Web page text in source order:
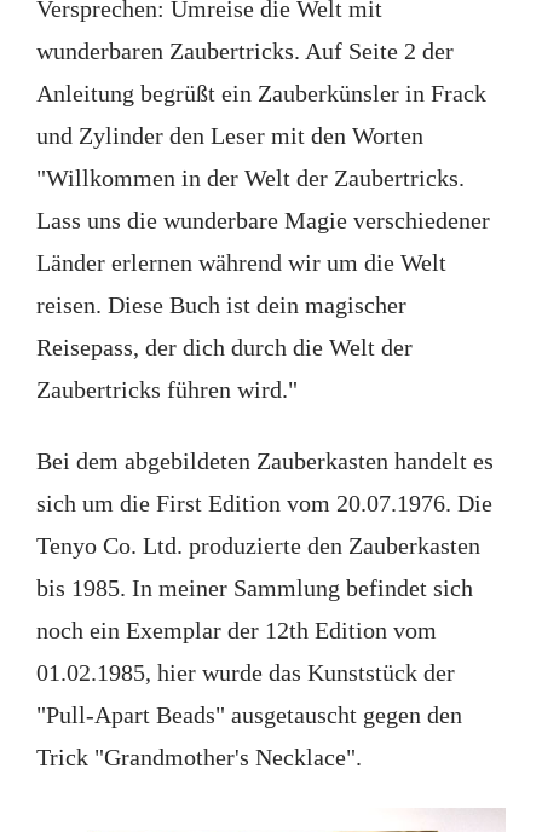
Versprechen: Umreise die Welt mit
wunderbaren Zaubertricks. Auf Seite 2 der
Anleitung begrüßt ein Zauberkünsler in Frack
und Zylinder den Leser mit den Worten
"Willkommen in der Welt der Zaubertricks.
Lass uns die wunderbare Magie verschiedener
Länder erlernen während wir um die Welt
reisen. Diese Buch ist dein magischer
Reisepass, der dich durch die Welt der
Zaubertricks führen wird."
Bei dem abgebildeten Zauberkasten handelt es
sich um die First Edition vom 20.07.1976. Die
Tenyo Co. Ltd. produzierte den Zauberkasten
bis 1985. In meiner Sammlung befindet sich
noch ein Exemplar der 12th Edition vom
01.02.1985, hier wurde das Kunststück der
"Pull-Apart Beads" ausgetauscht gegen den
Trick "Grandmother's Necklace".